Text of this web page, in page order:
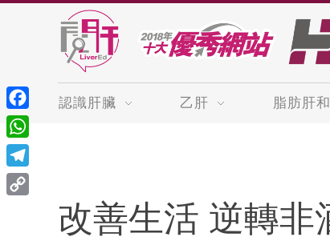
認識肝臟 乙肝 脂肪肝
改善生活 逆轉非
Facebook
WhatsApp
Telegram